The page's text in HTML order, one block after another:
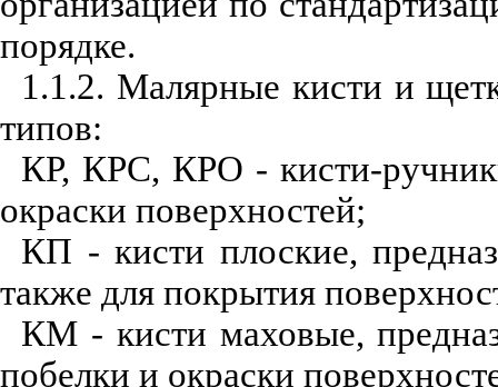
порядке.
1.1.2. Малярные кисти и
типов:
КР, КРС, КРО - кисти-
окраски поверхностей;
КП - кисти плоские,
также для покрытия
КМ - кисти маховые,
побелки и окраски